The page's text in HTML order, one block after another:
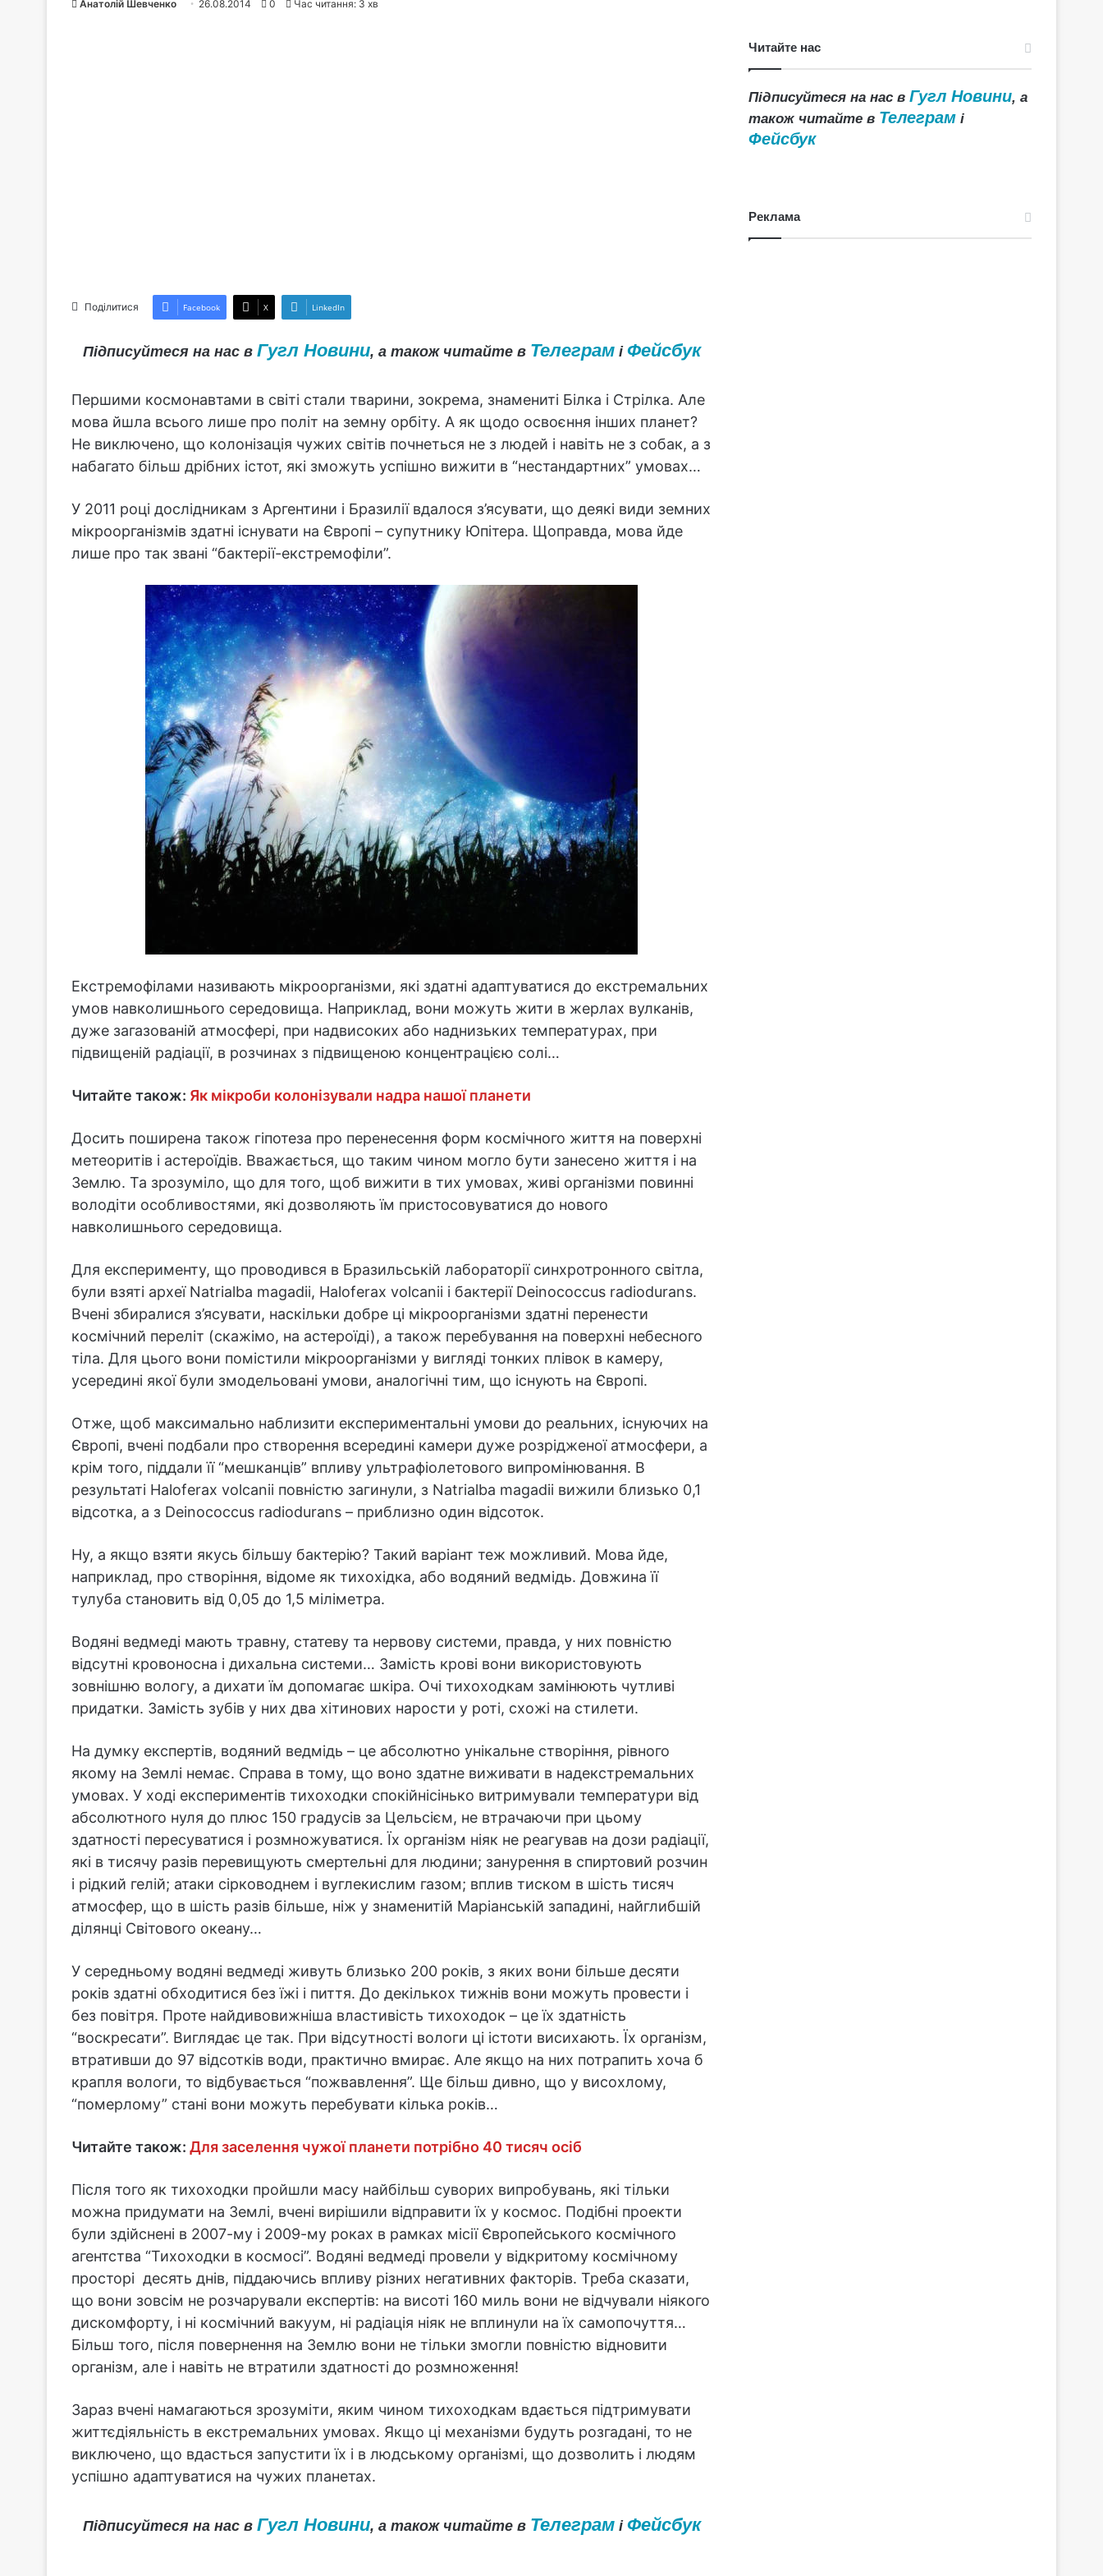
Анатолій Шевченко 26.08.2014 0 Час читання: 3 хв
Поділитися Facebook X LinkedIn
Підписуйтеся на нас в Гугл Новини, а також читайте в Телеграмі Фейсбук
Першими космонавтами в світі стали тварини, зокрема, знамениті Білка і Стрілка. Але
мова йшла всього лише про політ на земну орбіту. А як щодо освоєння інших планет?
Не виключено, що колонізація чужих світів почнеться не з людей і навіть не з собак, а з
набагато більш дрібних істот, які зможуть успішно вижити в “нестандартних” умовах…
У 2011 році дослідникам з Аргентини і Бразилії вдалося з’ясувати, що деякі види земних
мікроорганізмів здатні існувати на Європі – супутнику Юпітера. Щоправда, мова йде
лише про так звані “бактерії-екстремофіли”.
Екстремофілами називають мікроорганізми, які здатні адаптуватися до екстремальних
умов навколишнього середовища. Наприклад, вони можуть жити в жерлах вулканів,
дуже загазованій атмосфері, при надвисоких або наднизьких температурах, при
підвищеній радіації, в розчинах з підвищеною концентрацією солі…
Читайте також: Як мікроби колонізували надра нашої планети
Досить поширена також гіпотеза про перенесення форм космічного життя на поверхні
метеоритів і астероїдів. Вважається, що таким чином могло бути занесено життя і на
Землю. Та зрозуміло, що для того, щоб вижити в тих умовах, живі організми повинні
володіти особливостями, які дозволяють їм пристосовуватися до нового
навколишнього середовища.
Для експерименту, що проводився в Бразильській лабораторії синхротронного світла,
були взяті археї Natrialba magadii, Haloferax volcanii і бактерії Deinococcus radiodurans.
Вчені збиралися з’ясувати, наскільки добре ці мікроорганізми здатні перенести
космічний переліт (скажімо, на астероїді), а також перебування на поверхні небесного
тіла. Для цього вони помістили мікроорганізми у вигляді тонких плівок в камеру,
усередині якої були змодельовані умови, аналогічні тим, що існують на Європі.
Отже, щоб максимально наблизити експериментальні умови до реальних, існуючих на
Європі, вчені подбали про створення всередині камери дуже розрідженої атмосфери, а
крім того, піддали її “мешканців” впливу ультрафіолетового випромінювання. В
результаті Haloferax volcanii повністю загинули, з Natrialba magadii вижили близько 0,1
відсотка, а з Deinococcus radiodurans – приблизно один відсоток.
Ну, а якщо взяти якусь більшу бактерію? Такий варіант теж можливий. Мова йде,
наприклад, про створіння, відоме як тихохідка, або водяний ведмідь. Довжина її
тулуба становить від 0,05 до 1,5 міліметра.
Водяні ведмеді мають травну, статеву та нервову системи, правда, у них повністю
відсутні кровоносна і дихальна системи… Замість крові вони використовують
зовнішню вологу, а дихати їм допомагає шкіра. Очі тихоходкам замінюють чутливі
придатки. Замість зубів у них два хітинових нарости у роті, схожі на стилети.
На думку експертів, водяний ведмідь – це абсолютно унікальне створіння, рівного
якому на Землі немає. Справа в тому, що воно здатне виживати в надекстремальних
умовах. У ході експериментів тихоходки спокійнісінько витримували температури від
абсолютного нуля до плюс 150 градусів за Цельсієм, не втрачаючи при цьому
здатності пересуватися і розмножуватися. Їх організм ніяк не реагував на дози радіації,
які в тисячу разів перевищують смертельні для людини; занурення в спиртовий розчин
і рідкий гелій; атаки сірководнем і вуглекислим газом; вплив тиском в шість тисяч
атмосфер, що в шість разів більше, ніж у знаменитій Маріанській западині, найглибшій
ділянці Світового океану…
У середньому водяні ведмеді живуть близько 200 років, з яких вони більше десяти
років здатні обходитися без їжі і пиття. До декількох тижнів вони можуть провести і
без повітря. Проте найдивовижніша властивість тихоходок – це їх здатність
“воскресати”. Виглядає це так. При відсутності вологи ці істоти висихають. Їх організм,
втративши до 97 відсотків води, практично вмирає. Але якщо на них потрапить хоча б
крапля вологи, то відбувається “пожвавлення”. Ще більш дивно, що у висохлому,
“померлому” стані вони можуть перебувати кілька років…
Читайте також: Для заселення чужої планети потрібно 40 тисяч осіб
Після того як тихоходки пройшли масу найбільш суворих випробувань, які тільки
можна придумати на Землі, вчені вирішили відправити їх у космос. Подібні проекти
були здійснені в 2007-му і 2009-му роках в рамках місії Європейського космічного
агентства “Тихоходки в космосі”. Водяні ведмеді провели у відкритому космічному
просторі десять днів, піддаючись впливу різних негативних факторів. Треба сказати,
що вони зовсім не розчарували експертів: на висоті 160 миль вони не відчували ніякого
дискомфорту, і ні космічний вакуум, ні радіація ніяк не вплинули на їх самопочуття…
Більш того, після повернення на Землю вони не тільки змогли повністю відновити
організм, але і навіть не втратили здатності до розмноження!
Зараз вчені намагаються зрозуміти, яким чином тихоходкам вдається підтримувати
життєдіяльність в екстремальних умовах. Якщо ці механізми будуть розгадані, то не
виключено, що вдасться запустити їх і в людському організмі, що дозволить і людям
успішно адаптуватися на чужих планетах.
Підписуйтеся на нас в Гугл Новини, а також читайте в Телеграмі Фейсбук
Читайте нас
Підписуйтеся на нас вГугл Новини, а
також читайте в Телеграм і
Фейсбук
Реклама